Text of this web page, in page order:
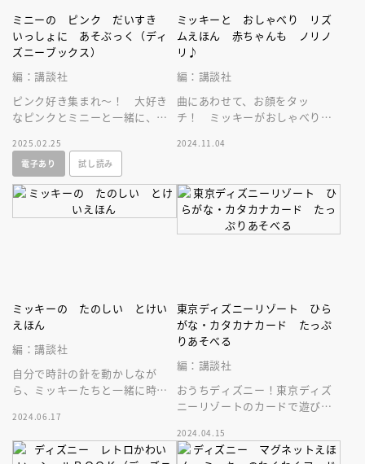
ミニーの ピンク だいすき
いっしょに あそぶっく（ディ
ズニーブックス）
編：講談社
ピンク好き集まれ～！ 大好き
なピンクとミニーと一緒に、い
ブック！ おでかけに最適なミ
ニサイズ★
2025.02.25
電子あり
試し読み
ミッキーと おしゃべり リズ
ムえほん 赤ちゃんも ノリノ
リ♪
編：講談社
曲にあわせて、お顔をタッ
チ！ ミッキーがおしゃべりし
を刺激するミッキーのリズムあ
2024.11.04
ミッキーの たのしい とけい
えほん
編：講談社
自分で時計の針を動かしなが
ら、ミッキーたちと一緒に時計
ん」。３歳からの知育に！回せ
る時計つき。
2024.06.17
東京ディズニーリゾート ひら
がな・カタカナカード たっぷ
りあそべる
編：講談社
おうちディズニー！東京ディズ
ニーリゾートのカードで遊びな
えられる！５つの遊び＆カード
９２枚入！
2024.04.15